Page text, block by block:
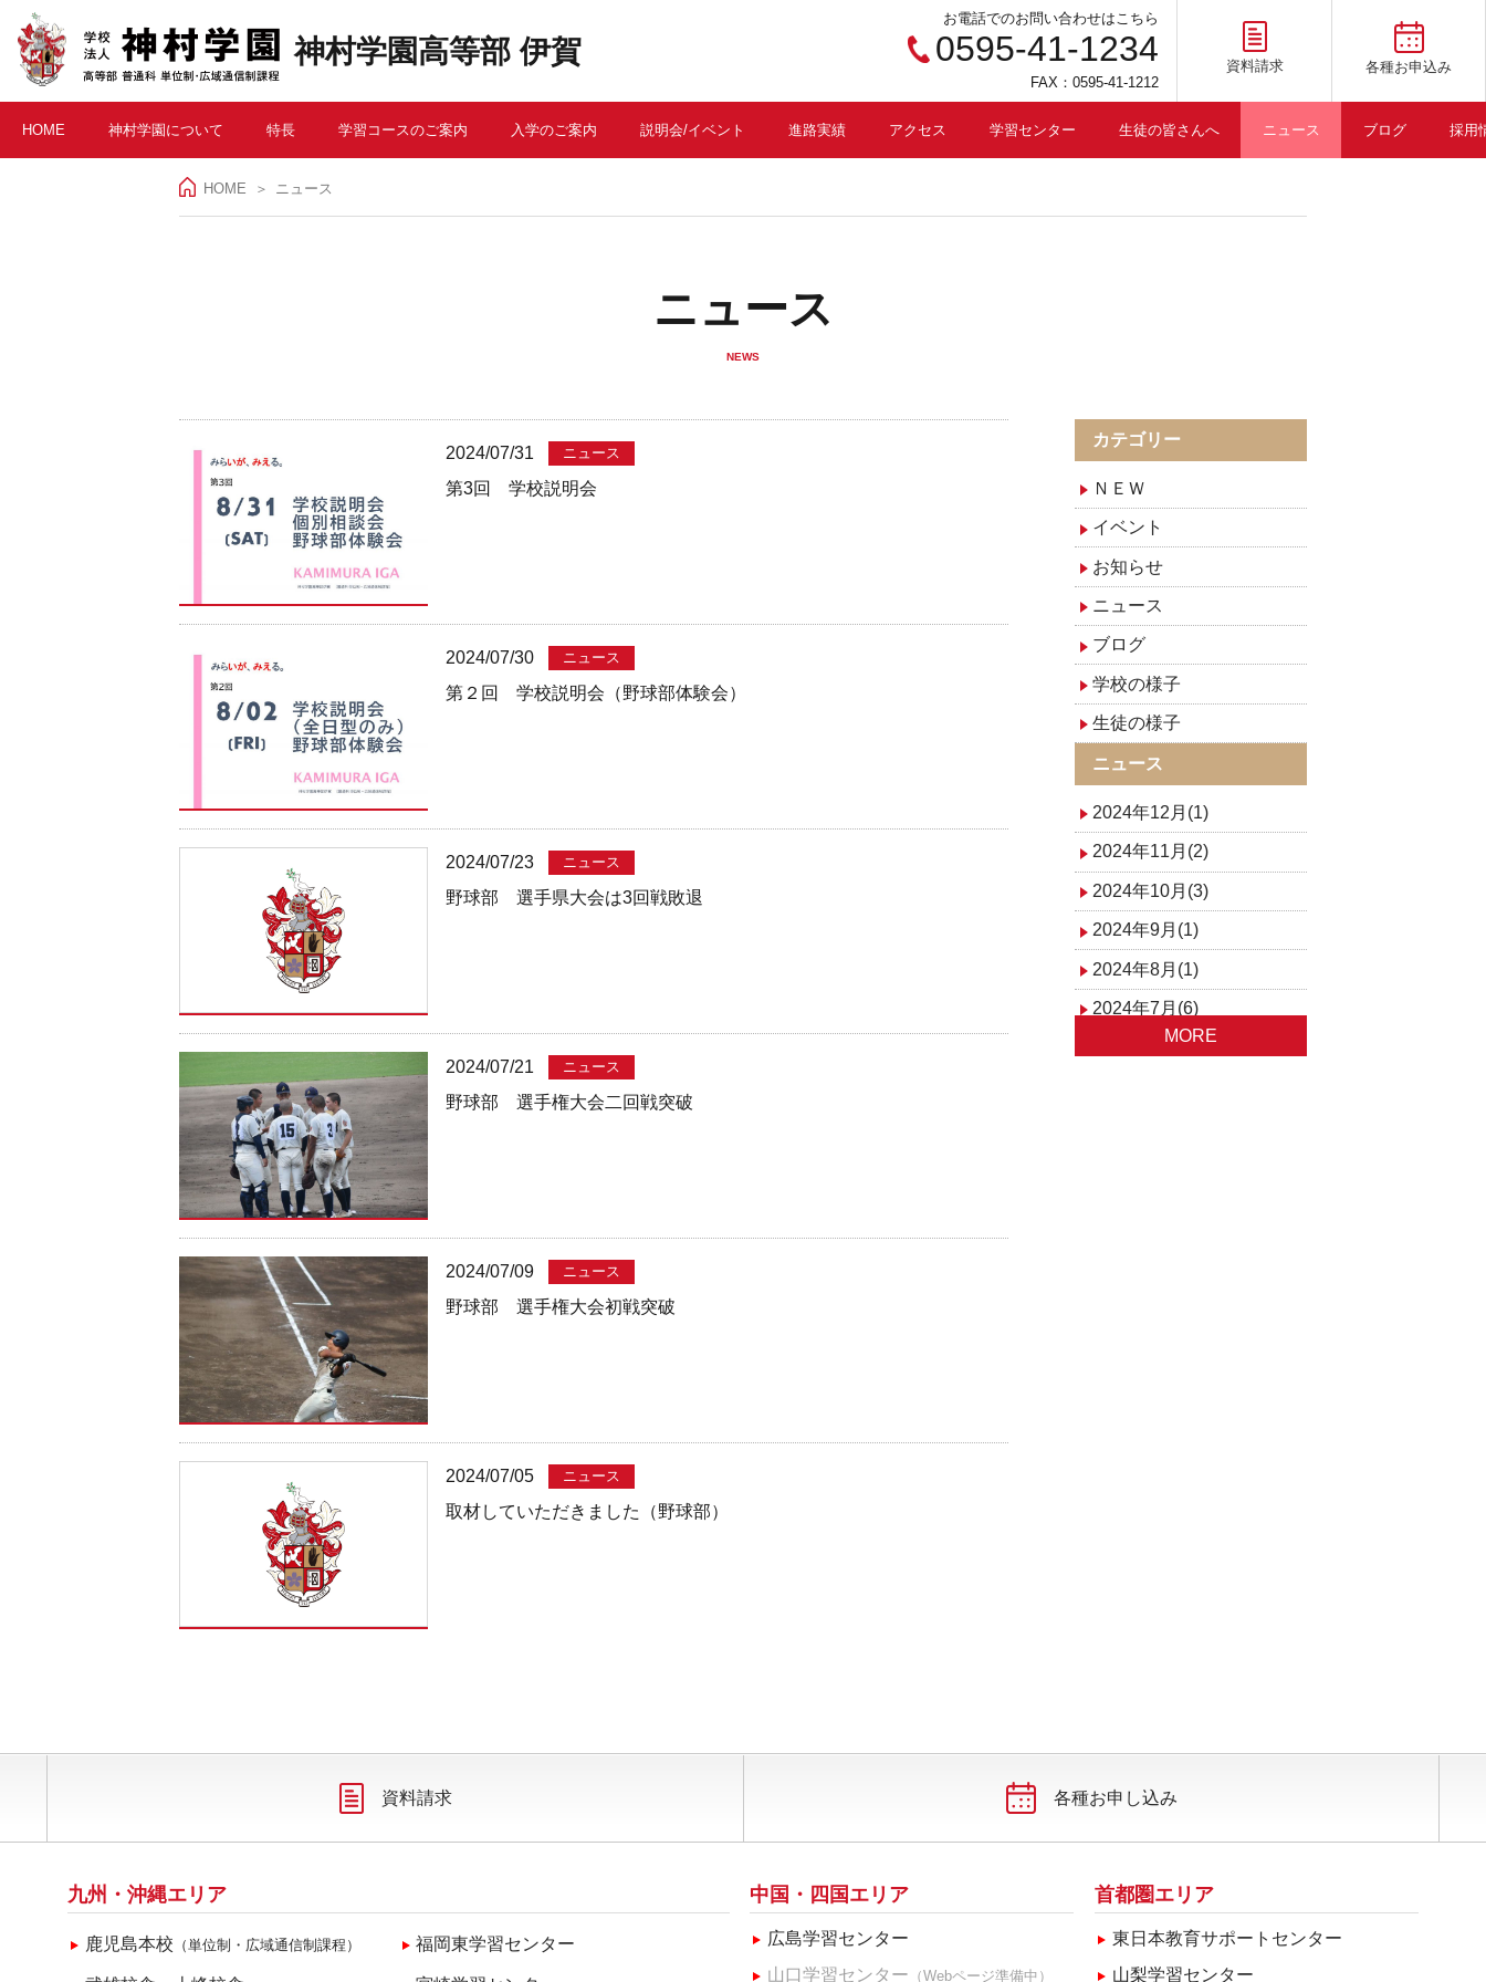
神村学園高等部 伊賀
お電話でのお問い合わせはこちら
0595-41-1234
FAX：0595-41-1212
資料請求 各種お申込み
HOME 神村学園について 特長 学習コースのご案内 入学のご案内 説明会/イベント 進路実績 アクセス 学習センター 生徒の皆さんへ ニュース ブログ 採用
HOME ＞ ニュース
ニュース
NEWS
2024/07/31 ニュース
第3回 学校説明会
2024/07/30 ニュース
第２回 学校説明会（野球部体験会）
2024/07/23 ニュース
野球部 選手県大会は3回戦敗退
2024/07/21 ニュース
野球部 選手権大会二回戦突破
2024/07/09 ニュース
野球部 選手権大会初戦突破
2024/07/05 ニュース
取材していただきました（野球部）
カテゴリー
ＮＥＷ
イベント
お知らせ
ニュース
ブログ
学校の様子
生徒の様子
ニュース
2024年12月(1)
2024年11月(2)
2024年10月(3)
2024年9月(1)
2024年8月(1)
2024年7月(6)
2024年6月(5)
MORE
資料請求 各種お申し込み
九州・沖縄エリア
鹿児島本校 （単位制・広域通信制課程） 福岡東学習センター
中国・四国エリア
広島学習センター
山口学習センター （Webページ準備中）
首都圏エリア
東日本教育サポートセンター
山梨学習センター